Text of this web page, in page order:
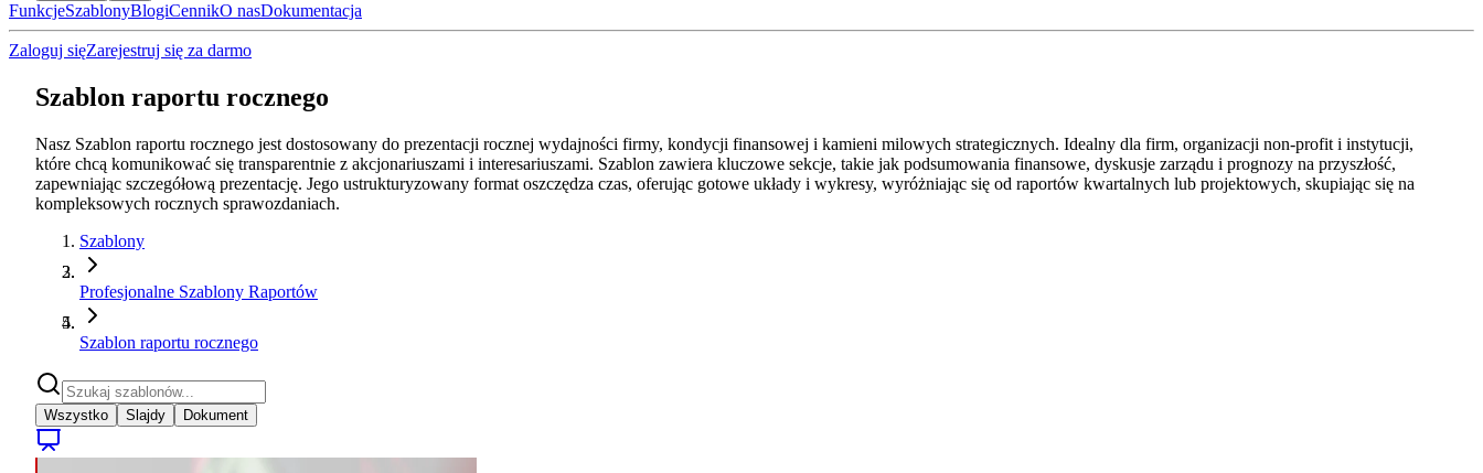
FunkcjeSzablonyBlogiCennikO nasDokumentacja
Zaloguj sięZarejestruj się za darmo
Szablon raportu rocznego
Nasz Szablon raportu rocznego jest dostosowany do prezentacji rocznej wydajności firmy, kondycji finansowej i kamieni milowych strategicznych. Idealny dla firm, organizacji non-profit i instytucji,
które chcą komunikować się transparentnie z akcjonariuszami i interesariuszami. Szablon zawiera kluczowe sekcje, takie jak podsumowania finansowe, dyskusje zarządu i prognozy na przyszłość,
zapewniając szczegółową prezentację. Jego ustrukturyzowany format oszczędza czas, oferując gotowe układy i wykresy, wyróżniając się od raportów kwartalnych lub projektowych, skupiając się na
kompleksowych rocznych sprawozdaniach.
Szablony
Profesjonalne Szablony Raportów
Szablon raportu rocznego
Wszystko Slajdy Dokument